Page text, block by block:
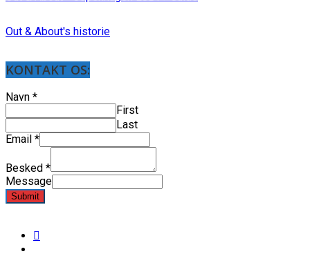
Out & About's historie
KONTAKT OS:
Navn *
First
Last
Email *
Besked *
Message
Submit